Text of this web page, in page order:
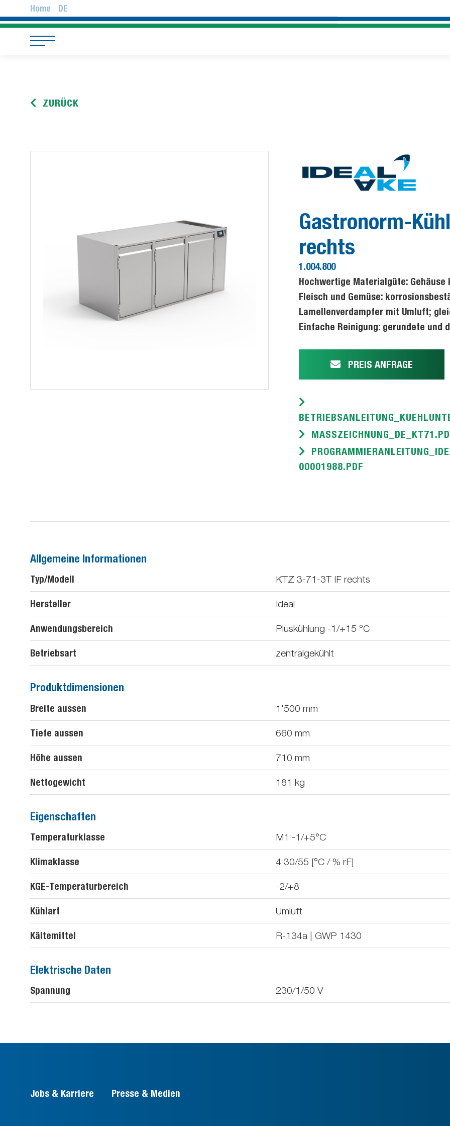
Home DE
ZURÜCK
Gastronorm-
rechts
1.004.800
Hochwertige Materialgüte:
Fleisch und Gemüse:
Lamellenverdampfer mit Umluft;
Einfache Reinigung: gerundete und
PREIS ANFRAGE
00001988.PDF
Allgemeine Informationen
Typ/Modell KTZ 3-71-3T IF rechts
Hersteller Ideal
Anwendungsbereich Pluskühlung -1/+15 °C
Betriebsart zentralgekühlt
Produktdimensionen
Breite aussen 1'500 mm
Tiefe aussen 660 mm
Höhe aussen 710 mm
Nettogewicht 181 kg
Eigenschaften
Temperaturklasse M1 -1/+5°C
Klimaklasse 4 30/55 [°C / % rF]
KGE-Temperaturbereich -2/+8
Kühlart Umluft
Kältemittel R-134a | GWP 1430
Elektrische Daten
Spannung 230/1/50 V
Jobs & Karriere Presse & Medien